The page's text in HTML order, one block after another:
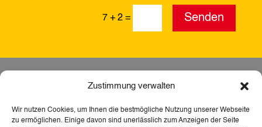
Zustimmung verwalten
Wir nutzen Cookies, um Ihnen die bestmögliche Nutzung unserer Webseite
zu ermöglichen. Einige davon sind unerlässlich zum Anzeigen der Seite
7 + 2 = Senden